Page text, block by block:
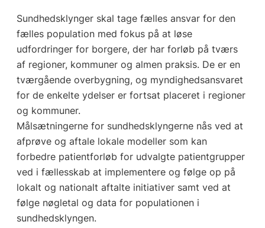
Sundhedsklynger skal tage fælles ansvar for den
fælles population med fokus på at løse
udfordringer for borgere, der har forløb på tværs
af regioner, kommuner og almen praksis. De er en
tværgående overbygning, og myndighedsansvaret
for de enkelte ydelser er fortsat placeret i regioner
og kommuner.
Målsætningerne for sundhedsklyngerne nås ved at
afprøve og aftale lokale modeller som kan
forbedre patientforløb for udvalgte patientgrupper
ved i fællesskab at implementere og følge op på
lokalt og nationalt aftalte initiativer samt ved at
følge nøgletal og data for populationen i
sundhedsklyngen.